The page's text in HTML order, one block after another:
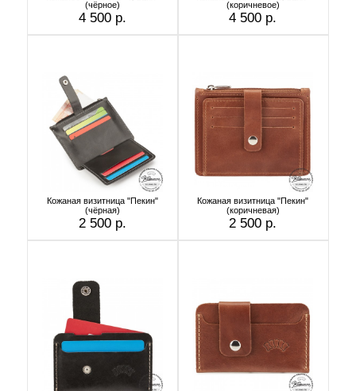
(чёрное)
4 500 р.
(коричневое)
4 500 р.
Кожаная визитница "Пекин"
(чёрная)
2 500 р.
Кожаная визитница "Пекин"
(коричневая)
2 500 р.